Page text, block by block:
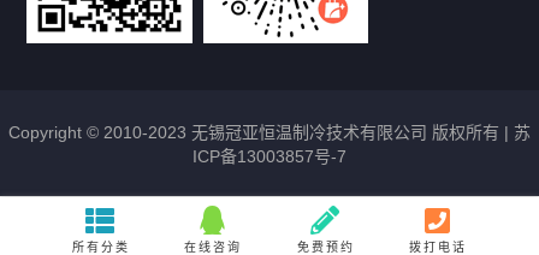
Copyright © 2010-2023 无锡冠亚恒温制冷技术有限公司 版权所有 | 苏
ICP备13003857号-7
所有分类 在线咨询 免费预约 拨打电话